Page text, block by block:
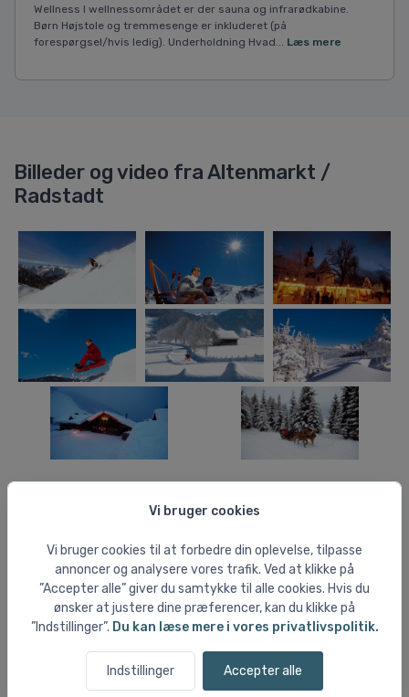
Vi bruger cookies
Vi bruger cookies til at forbedre din oplevelse, tilpasse
annoncer og analysere vores trafik. Ved at klikke på
”Accepter alle” giver du samtykke til alle cookies. Hvis du
ønsker at justere dine præferencer, kan du klikke på
”Indstillinger”. Du kan læse mere i vores privatlivspolitik.
Indstillinger Accepter alle
Wellness I wellnessområdet er der sauna og infrarødkabine.
Børn Højstole og tremmesenge er inkluderet (på
forespørgsel/hvis ledig). Underholdning Hvad... Læs mere
Billeder og video fra Altenmarkt /
Radstadt